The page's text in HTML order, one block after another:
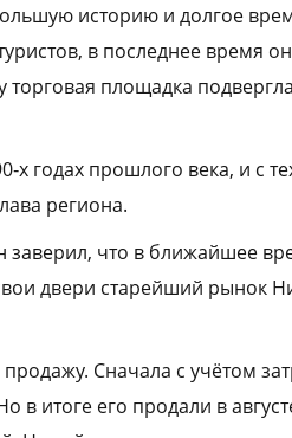
историю и долгое
в последнее время
площадка
годах прошлого века, и с
региона.
заверил, что в ближайшее
двери старейший рынок
Сначала с учётом
в итоге его продали в